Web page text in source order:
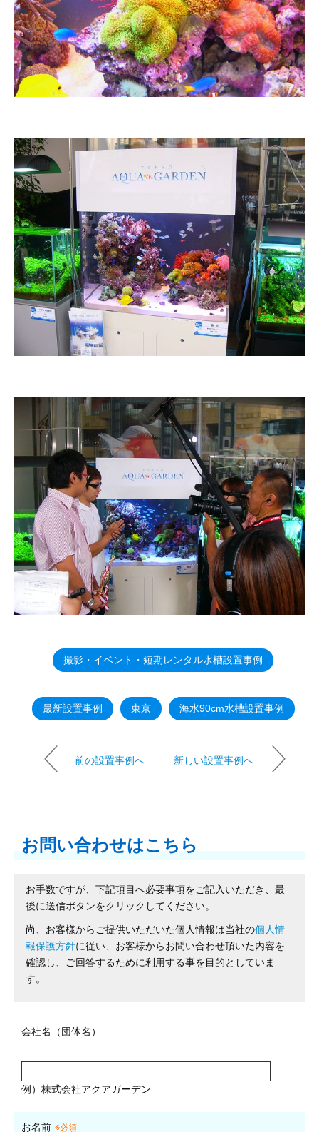
撮影・イベント・短期レンタル水槽設置事例
最新設置事例 東京 海水90cm水槽設置事例
前の設置事例へ 新しい設置事例へ
お問い合わせはこちら
お手数ですが、下記項目へ必要事項をご記入いただき、最
後に送信ボタンをクリックしてください。
尚、お客様からご提供いただいた個人情報は当社の個人情
報保護方針に従い、お客様からお問い合わせ頂いた内容を
確認し、ご回答するために利用する事を目的としていま
す。
会社名（団体名）
例）株式会社アクアガーデン
お名前 ※必須